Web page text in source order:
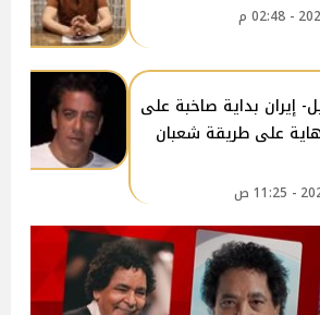
إيران بداية صاخبة على
على طريقة شعبان